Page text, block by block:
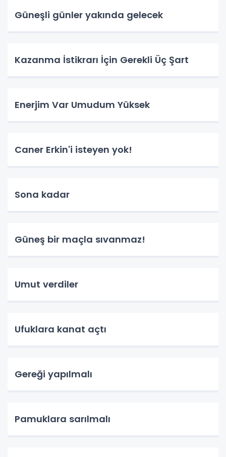
Güneşli günler yakında gelecek
Kazanma İstikrarı İçin Gerekli Üç Şart
Enerjim Var Umudum Yüksek
Caner Erkin'i isteyen yok!
Sona kadar
Güneş bir maçla sıvanmaz!
Umut verdiler
Ufuklara kanat açtı
Gereği yapılmalı
Pamuklara sarılmalı